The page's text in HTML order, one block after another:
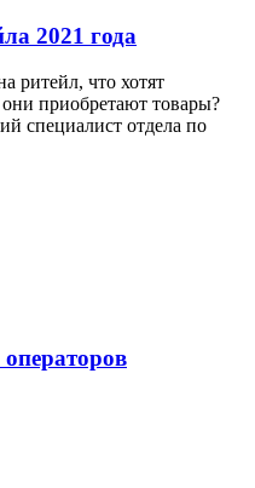
2021 года
ритейл, что хотят
приобретают товары?
специалист отдела по